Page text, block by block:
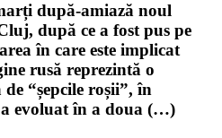
după-amiază noul
după ce a fost pus pe
în care este implicat
rusă reprezintă o
“șepcile roșii”, în
a evoluat în a doua (…)